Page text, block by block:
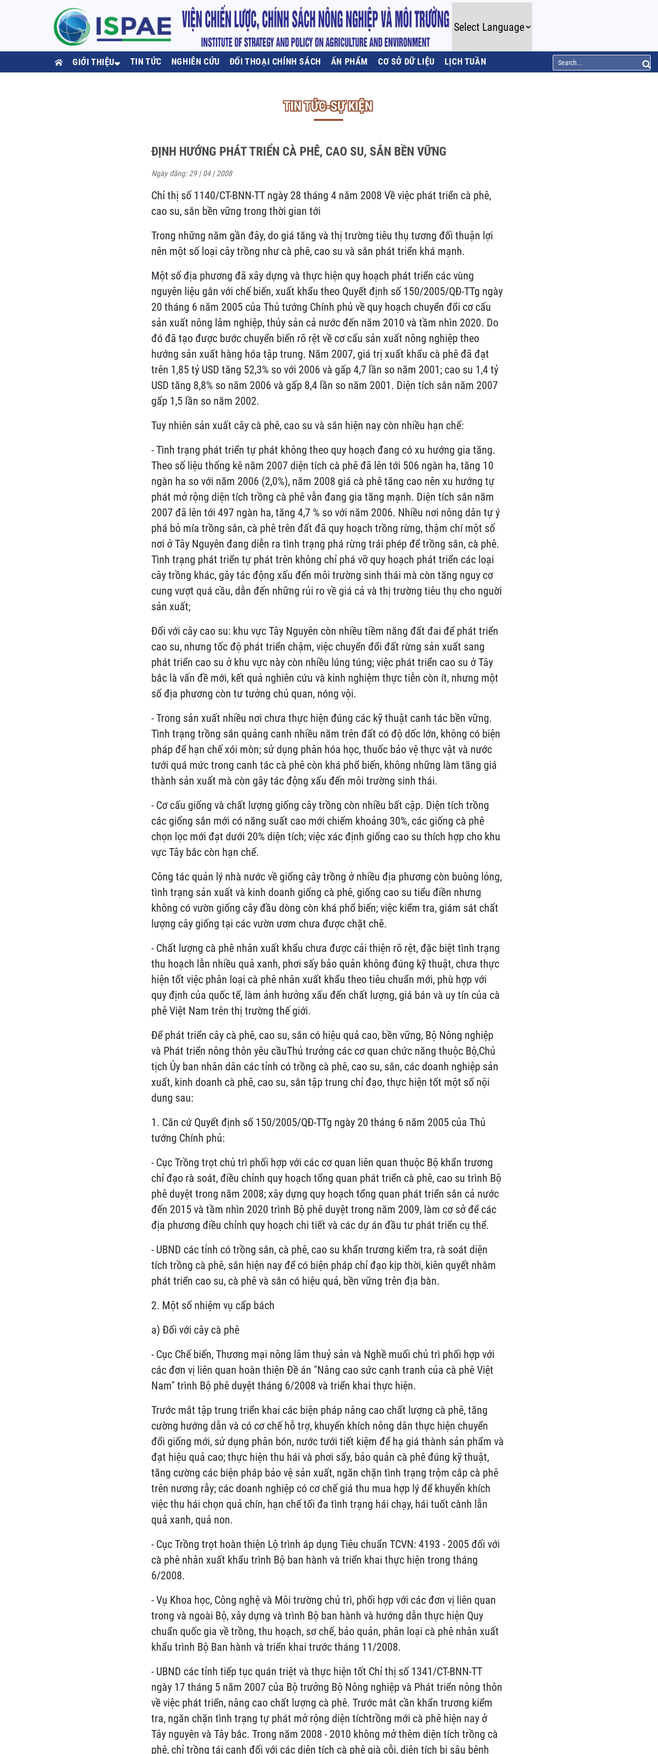
GIỚI THIỆU TIN TỨC NGHIÊN CỨU ĐỐI THOẠI CHÍNH SÁCH ẤN PHẨM CƠ SỞ DỮ LIỆU LỊCH TUẦN
TIN TỨC-SỰ KIỆN
ĐỊNH HƯỚNG PHÁT TRIỂN CÀ PHÊ, CAO SU, SẮN BỀN VỮNG
Ngày đăng: 29 | 04 | 2008
Chỉ thị số 1140/CT-BNN-TT ngày 28 tháng 4 năm 2008 Về việc phát triển cà phê,
cao su, sắn bền vững trong thời gian tới
Trong những năm gần đây, do giá tăng và thị trường tiêu thụ tương đối thuận lợi
nên một số loại cây trồng như cà phê, cao su và sắn phát triển khá mạnh.
Một số địa phương đã xây dựng và thực hiện quy hoạch phát triển các vùng
nguyên liệu gắn với chế biến, xuất khẩu theo Quyết định số 150/2005/QĐ-TTg ngày
20 tháng 6 năm 2005 của Thủ tướng Chính phủ về quy hoạch chuyển đổi cơ cấu
sản xuất nông lâm nghiệp, thủy sản cả nước đến năm 2010 và tầm nhìn 2020. Do
đó đã tạo được bước chuyển biến rõ rệt về cơ cấu sản xuất nông nghiệp theo
hướng sản xuất hàng hóa tập trung. Năm 2007, giá trị xuất khẩu cà phê đã đạt
trên 1,85 tỷ USD tăng 52,3% so với 2006 và gấp 4,7 lần so năm 2001; cao su 1,4 tỷ
USD tăng 8,8% so năm 2006 và gấp 8,4 lần so năm 2001. Diện tích sắn năm 2007
gấp 1,5 lần so năm 2002.
Tuy nhiên sản xuất cây cà phê, cao su và sắn hiện nay còn nhiều hạn chế:
- Tình trạng phát triển tự phát không theo quy hoạch đang có xu hướng gia tăng.
Theo số liệu thống kê năm 2007 diện tích cà phê đã lên tới 506 ngàn ha, tăng 10
ngàn ha so với năm 2006 (2,0%), năm 2008 giá cà phê tăng cao nên xu hướng tự
phát mở rộng diện tích trồng cà phê vẫn đang gia tăng mạnh. Diện tích sắn năm
2007 đã lên tới 497 ngàn ha, tăng 4,7 % so với năm 2006. Nhiều nơi nông dân tự ý
phá bỏ mía trồng sắn, cà phê trên đất đã quy hoạch trồng rừng, thậm chí một số
nơi ở Tây Nguyên đang diễn ra tình trạng phá rừng trái phép để trồng sắn, cà phê.
Tình trạng phát triển tự phát trên không chỉ phá vỡ quy hoạch phát triển các loại
cây trồng khác, gây tác động xấu đến môi trường sinh thái mà còn tăng nguy cơ
cung vượt quá cầu, dẫn đến những rủi ro về giá cả và thị trường tiêu thụ cho nguời
sản xuất;
Đối với cây cao su: khu vực Tây Nguyên còn nhiều tiềm năng đất đai để phát triển
cao su, nhưng tốc độ phát triển chậm, việc chuyển đổi đất rừng sản xuất sang
phát triển cao su ở khu vực này còn nhiều lúng túng; việc phát triển cao su ở Tây
bắc là vấn đề mới, kết quả nghiên cứu và kinh nghiệm thực tiễn còn ít, nhưng một
số địa phương còn tư tưởng chủ quan, nóng vội.
- Trong sản xuất nhiều nơi chưa thực hiện đúng các kỹ thuật canh tác bền vững.
Tình trạng trồng sắn quảng canh nhiều năm trên đất có độ dốc lớn, không có biện
pháp để hạn chế xói mòn; sử dụng phân hóa học, thuốc bảo vệ thực vật và nước
tưới quá mức trong canh tác cà phê còn khá phổ biến, không những làm tăng giá
thành sản xuất mà còn gây tác động xấu đến môi trường sinh thái.
- Cơ cấu giống và chất lượng giống cây trồng còn nhiều bất cập. Diện tích trồng
các giống sắn mới có năng suất cao mới chiếm khoảng 30%, các giống cà phê
chọn lọc mới đạt dưới 20% diện tích; việc xác định giống cao su thích hợp cho khu
vực Tây bắc còn hạn chế.
Công tác quản lý nhà nước về giống cây trồng ở nhiều địa phương còn buông lỏng,
tình trạng sản xuất và kinh doanh giống cà phê, giống cao su tiểu điền nhưng
không có vườn giống cây đầu dòng còn khá phổ biến; việc kiểm tra, giám sát chất
lượng cây giống tại các vườn ươm chưa được chặt chẽ.
- Chất lượng cà phê nhân xuất khẩu chưa được cải thiện rõ rệt, đặc biệt tình trạng
thu hoạch lẫn nhiều quả xanh, phơi sấy bảo quản không đúng kỹ thuật, chưa thực
hiện tốt việc phân loại cà phê nhân xuất khẩu theo tiêu chuẩn mới, phù hợp với
quy định của quốc tế, làm ảnh hưởng xấu đến chất lượng, giá bán và uy tín của cà
phê Việt Nam trên thị trường thế giới.
Để phát triển cây cà phê, cao su, sắn có hiệu quả cao, bền vững, Bộ Nông nghiệp
và Phát triển nông thôn yêu cầuThủ trưởng các cơ quan chức năng thuộc Bộ,Chủ
tịch Ủy ban nhân dân các tỉnh có trồng cà phê, cao su, sắn, các doanh nghiệp sản
xuất, kinh doanh cà phê, cao su, sắn tập trung chỉ đạo, thực hiện tốt một số nội
dung sau:
1. Căn cứ Quyết định số 150/2005/QĐ-TTg ngày 20 tháng 6 năm 2005 của Thủ
tướng Chính phủ:
- Cục Trồng trọt chủ trì phối hợp với các cơ quan liên quan thuộc Bộ khẩn trương
chỉ đạo rà soát, điều chỉnh quy hoạch tổng quan phát triển cà phê, cao su trình Bộ
phê duyệt trong năm 2008; xây dựng quy hoạch tổng quan phát triển sắn cả nước
đến 2015 và tầm nhìn 2020 trình Bộ phê duyệt trong năm 2009, làm cơ sở để các
địa phương điều chỉnh quy hoạch chi tiết và các dự án đầu tư phát triển cụ thể.
- UBND các tỉnh có trồng sắn, cà phê, cao su khẩn trương kiểm tra, rà soát diện
tích trồng cà phê, sắn hiện nay để có biện pháp chỉ đạo kịp thời, kiên quyết nhằm
phát triển cao su, cà phê và sắn có hiệu quả, bền vững trên địa bàn.
2. Một số nhiệm vụ cấp bách
a) Đối với cây cà phê
- Cục Chế biến, Thương mại nông lâm thuỷ sản và Nghề muối chủ trì phối hợp với
các đơn vị liên quan hoàn thiện Đề án "Nâng cao sức cạnh tranh của cà phê Việt
Nam" trình Bộ phê duyệt tháng 6/2008 và triển khai thực hiện.
Trước mắt tập trung triển khai các biện pháp nâng cao chất lượng cà phê, tăng
cường hướng dẫn và có cơ chế hỗ trợ, khuyến khích nông dân thực hiện chuyển
đổi giống mới, sử dụng phân bón, nước tưới tiết kiệm để hạ giá thành sản phẩm và
đạt hiệu quả cao; thực hiện thu hái và phơi sấy, bảo quản cà phê đúng kỹ thuật,
tăng cường các biện pháp bảo vệ sản xuất, ngăn chặn tình trạng trộm cắp cà phê
trên nương rẫy; các doanh nghiệp có cơ chế giá thu mua hợp lý để khuyến khích
việc thu hái chọn quả chín, hạn chế tối đa tình trạng hái chạy, hái tuốt cành lẫn
quả xanh, quả non.
- Cục Trồng trọt hoàn thiện Lộ trình áp dụng Tiêu chuẩn TCVN: 4193 - 2005 đối với
cà phê nhân xuất khẩu trình Bộ ban hành và triển khai thực hiện trong tháng
6/2008.
- Vụ Khoa học, Công nghệ và Môi trường chủ trì, phối hợp với các đơn vị liên quan
trong và ngoài Bộ, xây dựng và trình Bộ ban hành và hướng dẫn thực hiện Quy
chuẩn quốc gia về trồng, thu hoạch, sơ chế, bảo quản, phân loại cà phê nhân xuất
khẩu trình Bộ Ban hành và triển khai trước tháng 11/2008.
- UBND các tỉnh tiếp tục quán triệt và thực hiện tốt Chỉ thị số 1341/CT-BNN-TT
ngày 17 tháng 5 năm 2007 của Bộ trưởng Bộ Nông nghiệp và Phát triển nông thôn
về việc phát triển, nâng cao chất lượng cà phê. Trước mắt cần khẩn trương kiểm
tra, ngăn chặn tình trạng tự phát mở rộng diện tíchtrồng mới cà phê hiện nay ở
Tây nguyên và Tây bắc. Trong năm 2008 - 2010 không mở thêm diện tích trồng cà
phê, chỉ trồng tái canh đối với các diện tích cà phê già cỗi, diện tích bị sâu bệnh